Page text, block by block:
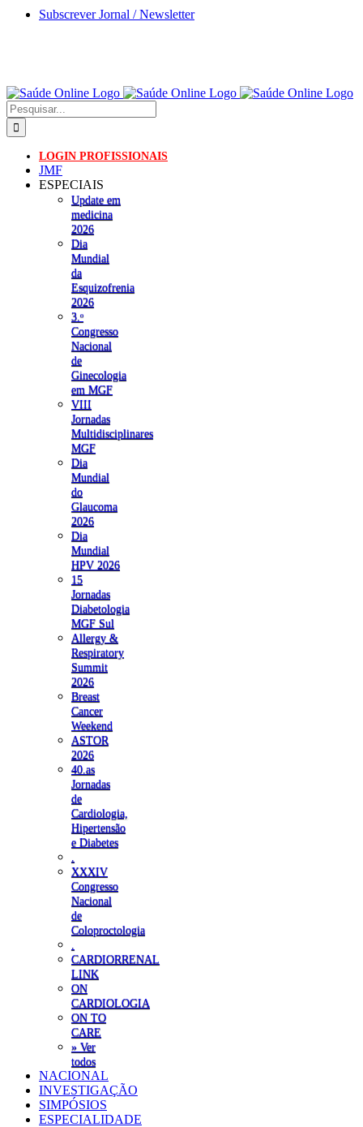
Skip
Subscrever Jornal / Newsletter
Pesquisar
LOGIN PROFISSIONAIS
JMF
ESPECIAIS
Update em
medicina
2026
Dia
Mundial
da
Esquizofrenia
2026
3.ᵒ
Congresso
Nacional
de
Ginecologia
em MGF
VIII
Jornadas
Multidisciplinares
MGF
Dia
Mundial
do
Glaucoma
2026
Dia
Mundial
HPV 2026
15
Jornadas
Diabetologia
MGF Sul
Allergy &
Respiratory
Summit
2026
Breast
Cancer
Weekend
ASTOR
2026
40.as
Jornadas
de
Cardiologia,
Hipertensão
e Diabetes
XXXIV
Congresso
Nacional
de
Coloproctologia
CARDIORRENAL
LINK
ON
CARDIOLOGIA
ON TO
CARE
» Ver
todos
NACIONAL
INVESTIGAÇÃO
SIMPÓSIOS
ESPECIALIDADE